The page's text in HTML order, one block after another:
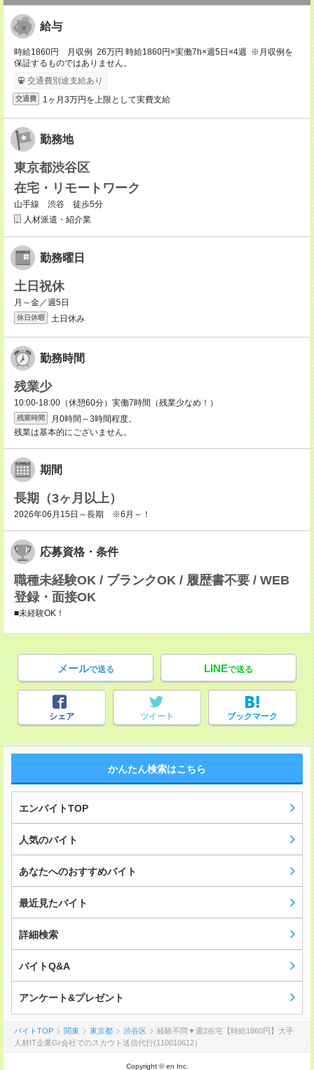
給与
時給1860円 月収例 26万円 時給1860円×実働7h×週5日×4週 ※月収例を
保証するものではありません。
交通費別途支給あり
交通費 1ヶ月3万円を上限として実費支給
勤務地
東京都渋谷区
在宅・リモートワーク
山手線 渋谷 徒歩5分
人材派遣・紹介業
勤務曜日
土日祝休
月～金／週5日
休日休暇 土日休み
勤務時間
残業少
10:00-18:00（休憩60分）実働7時間（残業少なめ！）
残業時間
月0時間～3時間程度。
残業は基本的にございません。
期間
長期（3ヶ月以上）
2026年06月15日～長期 ※6月～！
応募資格・条件
職種未経験OK / ブランクOK / 履歴書不要 / WEB
登録・面接OK
■未経験OK！
メールで送る LINEで送る
シェア ツイート ブックマーク
かんたん検索はこちら
エンバイトTOP
人気のバイト
あなたへのおすすめバイト
最近見たバイト
詳細検索
バイトQ&A
アンケート&プレゼント
バイトTOP 関東 東京都 渋谷区
経験不問▼週2在宅【時給1860円】大手
人材IT企業Gr会社でのスカウト送信代行(110010612）
Copyright © en Inc.